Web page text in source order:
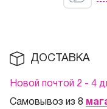
ДОСТАВКА
Новой почтой 2 - 4
Самовывоз из 8